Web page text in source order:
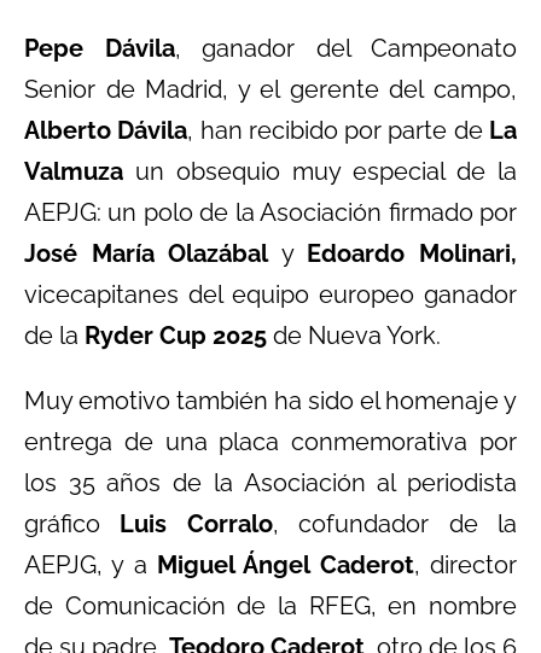
Pepe Dávila, ganador del Campeonato
Senior de Madrid, y el gerente del campo,
Alberto Dávila, han recibido por parte de La
Valmuza un obsequio muy especial de la
AEPJG: un polo de la Asociación firmado por
José María Olazábaly Edoardo Molinari,
vicecapitanes del equipo europeo ganador
de la Ryder Cup 2025 de Nueva York.
Muy emotivo también ha sido el homenaje y
entrega de una placa conmemorativa por
los 35 años de la Asociación al periodista
gráfico Luis Corralo, cofundador de la
AEPJG, y a Miguel Ángel Caderot, director
de Comunicación de la RFEG, en nombre
de su padre, Teodoro Caderot, otro de los 6